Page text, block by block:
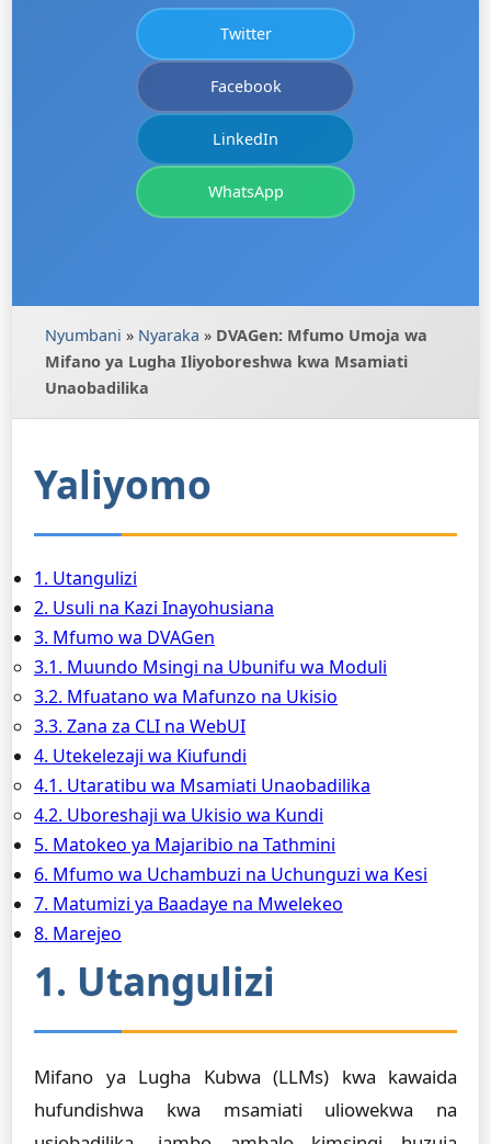
Twitter
Facebook
LinkedIn
WhatsApp
Nyumbani » Nyaraka » DVAGen: Mfumo Umoja wa
Mifano ya Lugha Iliyoboreshwa kwa Msamiati
Unaobadilika
Yaliyomo
1. Utangulizi
2. Usuli na Kazi Inayohusiana
3. Mfumo wa DVAGen
3.1. Muundo Msingi na Ubunifu wa Moduli
3.2. Mfuatano wa Mafunzo na Ukisio
3.3. Zana za CLI na WebUI
4. Utekelezaji wa Kiufundi
4.1. Utaratibu wa Msamiati Unaobadilika
4.2. Uboreshaji wa Ukisio wa Kundi
5. Matokeo ya Majaribio na Tathmini
6. Mfumo wa Uchambuzi na Uchunguzi wa Kesi
7. Matumizi ya Baadaye na Mwelekeo
8. Marejeo
1. Utangulizi
Mifano ya Lugha Kubwa (LLMs) kwa kawaida
hufundishwa kwa msamiati uliowekwa na